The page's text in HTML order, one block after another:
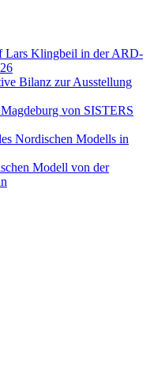
Lars Klingbeil in der ARD-
Bilanz zur Ausstellung
von SISTERS
Nordischen Modells in
Modell von der